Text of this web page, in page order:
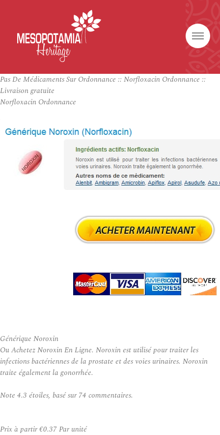
Pas De Médicaments Sur Ordonnance :: Norfloxacin Ordonnance ::
Livraison gratuite
Norfloxacin Ordonnance
Générique Noroxin
Ou Achetez Noroxin En Ligne. Noroxin est utilisé pour traiter les
infections bactériennes de la prostate et des voies urinaires. Noroxin
traite également la gonorrhée.
Note 4.3 étoiles, basé sur 74 commentaires.
Prix à partir€0.37Par unité